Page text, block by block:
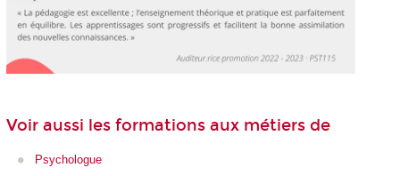
Voir aussi les formations aux métiers de
Psychologue